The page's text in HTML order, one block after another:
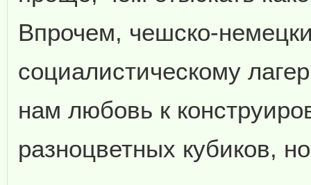
Впрочем, чешско-
социалистическому
нам любовь к
разноцветных кубиков,